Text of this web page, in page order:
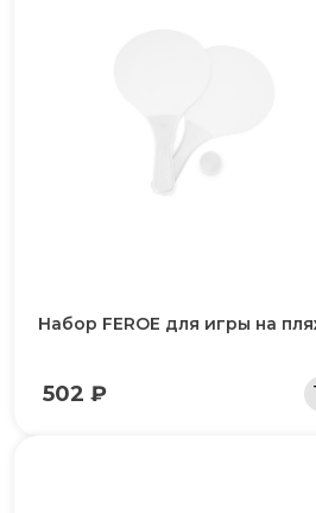
Набор FEROE для игры на
502 ₽